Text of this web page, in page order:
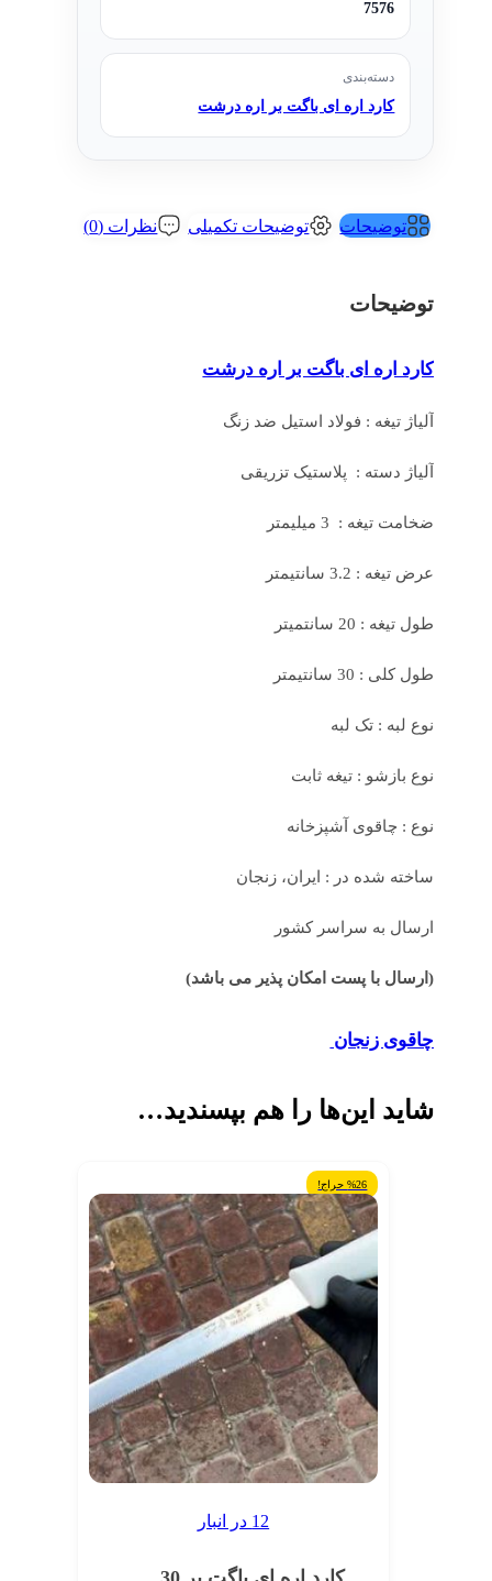
7576
دسته‌بندی
کارد اره ای باگت بر اره درشت
توضیحات توضیحات تکمیلی نظرات (0)
توضیحات
کارد اره ای باگت بر اره درشت
آلیاژ تیغه : فولاد استیل ضد زنگ
آلیاژ دسته : پلاستیک تزریقی
ضخامت تیغه : 3 میلیمتر
عرض تیغه : 3.2 سانتیمتر
طول تیغه : 20 سانتمیتر
طول کلی : 30 سانتیمتر
نوع لبه : تک لبه
نوع بازشو : تیغه ثابت
نوع : چاقوی آشپزخانه
ساخته شده در : ایران، زنجان
ارسال به سراسر کشور
(ارسال با پست امکان پذیر می باشد)
چاقوی زنجان
شاید این‌ها را هم بپسندید…
%26 حراج!
12 در انبار